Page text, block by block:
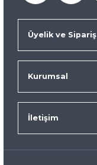
Üyelik ve Sipariş
Kurumsal
İletişim